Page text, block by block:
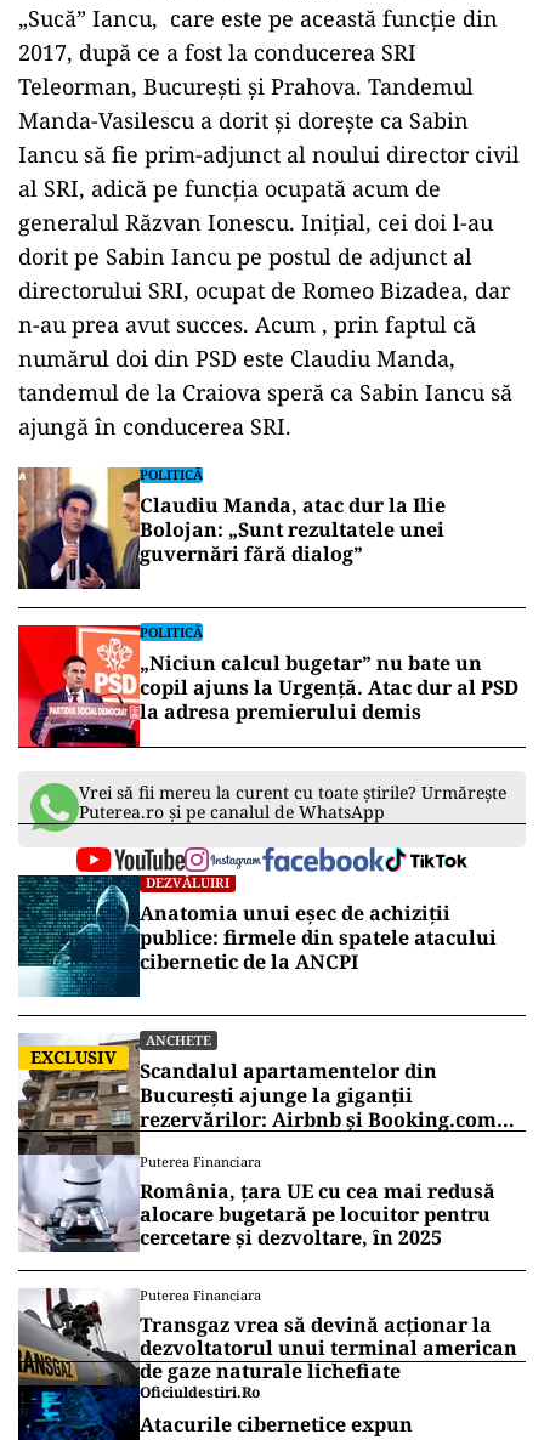
„Sucă” Iancu, care este pe această funcție din
2017, după ce a fost la conducerea SRI
Teleorman, București și Prahova. Tandemul
Manda-Vasilescu a dorit și dorește ca Sabin
Iancu să fie prim-adjunct al noului director civil
al SRI, adică pe funcția ocupată acum de
generalul Răzvan Ionescu. Inițial, cei doi l-au
dorit pe Sabin Iancu pe postul de adjunct al
directorului SRI, ocupat de Romeo Bizadea, dar
n-au prea avut succes. Acum , prin faptul că
numărul doi din PSD este Claudiu Manda,
tandemul de la Craiova speră ca Sabin Iancu să
ajungă în conducerea SRI.
POLITICĂ
Claudiu Manda, atac dur la Ilie
Bolojan: „Sunt rezultatele unei
guvernări fără dialog”
POLITICĂ
„Niciun calcul bugetar” nu bate un
copil ajuns la Urgență. Atac dur al PSD
la adresa premierului demis
Vrei să fii mereu la curent cu toate știrile? Urmărește
Puterea.ro și pe canalul de WhatsApp
DEZVĂLUIRI
Anatomia unui eșec de achiziții
publice: firmele din spatele atacului
cibernetic de la ANCPI
EXCLUSIV
ANCHETE
Scandalul apartamentelor din
București ajunge la giganții
rezervărilor: Airbnb și Booking.com
Puterea Financiara
România, țara UE cu cea mai redusă
alocare bugetară pe locuitor pentru
cercetare și dezvoltare, în 2025
Puterea Financiara
Transgaz vrea să devină acționar la
dezvoltatorul unui terminal american
de gaze naturale lichefiate
Oficiuldestiri.ro
Atacurile cibernetice expun